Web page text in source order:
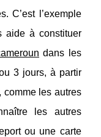
C’est l’exemple
aide à constituer
dans les
3 jours, à partir
comme les autres
les autres
ou une carte